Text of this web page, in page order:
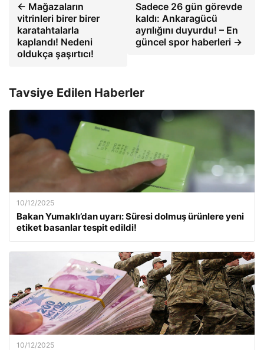
← Mağazaların
vitrinleri birer birer
karatahtalarla
kaplandı! Nedeni
oldukça şaşırtıcı!
Sadece 26 gün görevde
kaldı: Ankaragücü
ayrılığını duyurdu! – En
güncel spor haberleri →
Tavsiye Edilen Haberler
10/12/2025
Bakan Yumaklı’dan uyarı: Süresi dolmuş ürünlere yeni
etiket basanlar tespit edildi!
10/12/2025